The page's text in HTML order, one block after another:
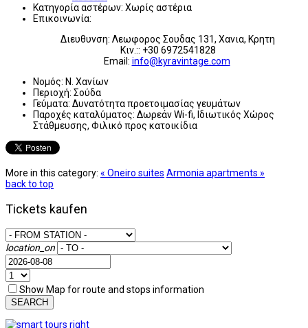
Κατηγορία αστέρων: Χωρίς αστέρια
Επικοινωνία:
Διευθυνση: Λεωφορος Σουδας 131, Χανια, Κρητη
Κιν.:: +30 6972541828
Email: info@kyravintage.com
Νομός: Ν. Χανίων
Περιοχή: Σούδα
Γεύματα: Δυνατότητα προετοιμασίας γευμάτων
Παροχές καταλύματος: Δωρεάν Wi-fi, Ιδιωτικός Χώρος
Στάθμευσης, Φιλικό προς κατοικίδια
More in this category: « Oneiro suites Armonia apartments »
back to top
Tickets kaufen
location_on
Show Map for route and stops information
SEARCH